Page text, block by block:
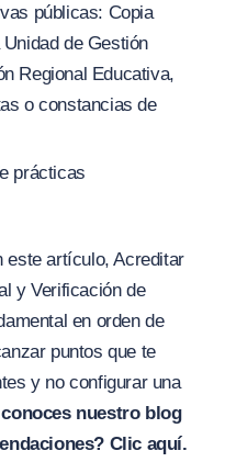
públicas: Copia
de Gestión
Regional Educativa,
o constancias de
prácticas
este artículo, Acreditar
y Verificación de
en orden de
puntos que te
y no configurar una
nuestro blog
Clic aquí.